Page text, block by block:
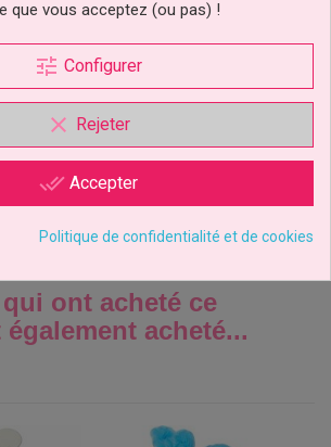
Anges
au panier
ont acheté ce
acheté...
que vous acceptez (ou pas) !
tune Configurer
clear Rejeter
done_all Accepter
Politique de confidentialité et de cookies